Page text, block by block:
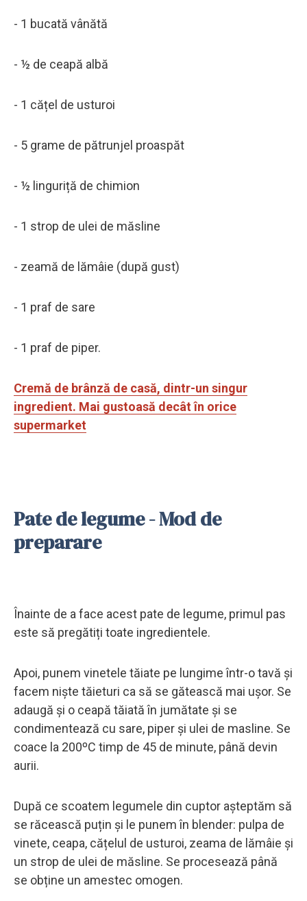
- 1 bucată vânătă
- ½ de ceapă albă
- 1 cățel de usturoi
- 5 grame de pătrunjel proaspăt
- ½ linguriță de chimion
- 1 strop de ulei de măsline
- zeamă de lămâie (după gust)
- 1 praf de sare
- 1 praf de piper.
Cremă de brânză de casă, dintr-un singur
ingredient. Mai gustoasă decât în orice
supermarket
Pate de legume - Mod de
preparare
Înainte de a face acest pate de legume, primul pas
este să pregătiți toate ingredientele.
Apoi, punem vinetele tăiate pe lungime într-o tavă și
facem niște tăieturi ca să se gătească mai ușor. Se
adaugă și o ceapă tăiată în jumătate și se
condimentează cu sare, piper și ulei de masline. Se
coace la 200ºC timp de 45 de minute, până devin
aurii.
După ce scoatem legumele din cuptor așteptăm să
se răcească puțin și le punem în blender: pulpa de
vinete, ceapa, cățelul de usturoi, zeama de lămâie și
un strop de ulei de măsline. Se procesează până
se obține un amestec omogen.